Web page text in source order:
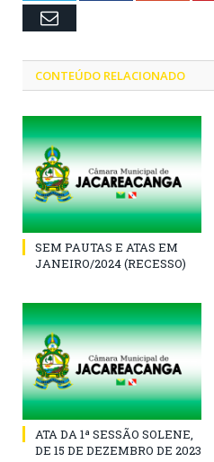
Email
CONTEÚDO RELACIONADO
SEM PAUTAS E ATAS EM
JANEIRO/2024 (RECESSO)
ATA DA 1ª SESSÃO SOLENE,
DE 15 DE DEZEMBRO DE 2023